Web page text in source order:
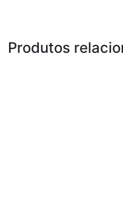
Produtos